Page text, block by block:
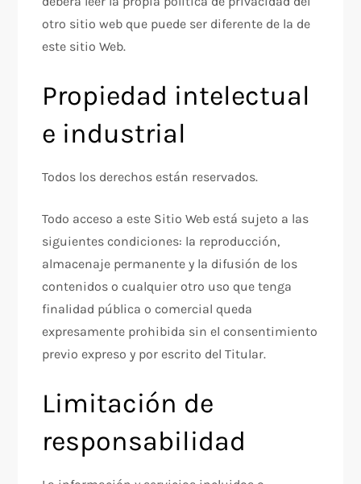
otro sitio web que puede ser diferente de la de
este sitio Web.
Propiedad intelectual
e industrial
Todos los derechos están reservados.
Todo acceso a este Sitio Web está sujeto a las
siguientes condiciones: la reproducción,
almacenaje permanente y la difusión de los
contenidos o cualquier otro uso que tenga
finalidad pública o comercial queda
expresamente prohibida sin el consentimiento
previo expreso y por escrito del Titular.
Limitación de
responsabilidad